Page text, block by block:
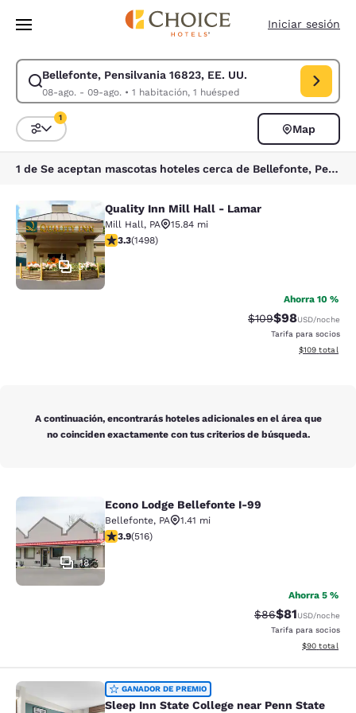
Pasar A Contenido Principal
Iniciar sesión
Bellefonte, Pensilvania 16823, EE. UU.
08-ago. - 09-ago.• 1 habitación, 1 huésped
Modificar la búsqueda de Bellefonte, Pensilvania 16823, EE. UU..
Ordenar y filtrar
1
Map
1 de Se aceptan mascotas hoteles cerca de Bellefonte, Pensilvania 16823, EE. UU. coinciden con tus filtros
Quality Inn Mill Hall - Lamar
37
Quality Inn Mill Hall - Lamar
Mill Hall, PA
15.84 mi
calificación de 3.32 estrellas. Bueno. 1498 reseñas
3.3(1498)
Ahorra 10 %
Precio tachado:
$109Precio con
$98USD/noche
Tarifa para socios
Ver detalles
$109 total
A continuación, encontrarás hoteles adicionales en el área que
no coinciden exactamente con tus criterios de búsqueda.
Econo Lodge Bellefonte I-99
18
Econo Lodge Bellefonte I-99
Bellefonte, PA
1.41 mi
calificación de 3.92 estrellas. Bueno. 516 reseñas
3.9(516)
Ahorra 5 %
Precio tachado:
$86Precio con
$81USD/noche
Tarifa para socios
Ver detalles
$90 total
Sleep Inn State College near Penn
GANADOR DE PREMIO
Sleep Inn State College near Penn State